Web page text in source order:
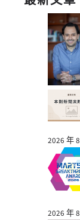
2026 年
2026 年